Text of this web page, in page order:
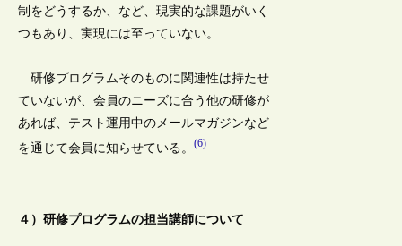
制をどうするか、など、現実的な課題がいく
つもあり、実現には至っていない。
研修プログラムそのものに関連性は持たせ
ていないが、会員のニーズに合う他の研修が
あれば、テスト運用中のメールマガジンなど
を通じて会員に知らせている。(6)
４）研修プログラムの担当講師について